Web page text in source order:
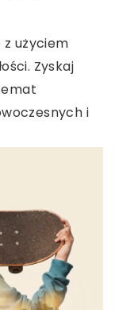
użyciem
Zyskaj
i